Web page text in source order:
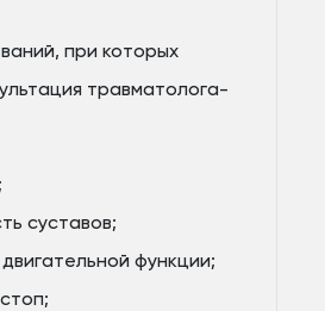
при которых
травматолога-
суставов;
функции;